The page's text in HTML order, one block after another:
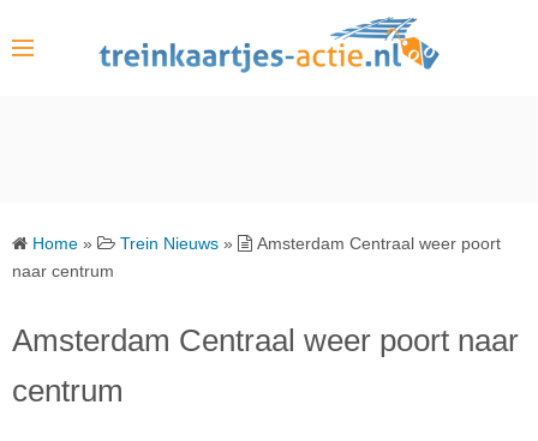
Home » Trein Nieuws »
Amsterdam Centraal weer poort
naar centrum
Amsterdam Centraal weer poort naar
centrum